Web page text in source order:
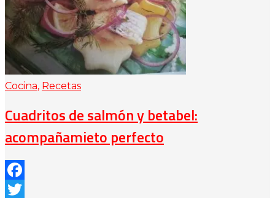
Cocina, Recetas
Cuadritos de salmón y betabel:
acompañamieto perfecto
Facebook